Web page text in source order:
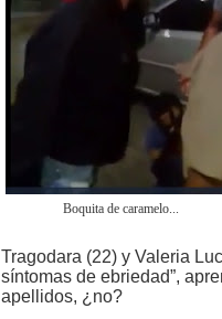
Boquita de caramelo...
Tragodara (22) y Valeria
síntomas de ebriedad”,
apellidos, ¿no?